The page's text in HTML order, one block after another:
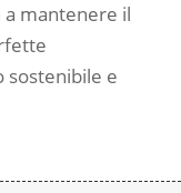
mantenere il
sostenibile e